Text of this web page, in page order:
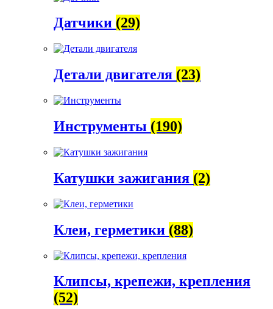
Датчики (29)
Детали двигателя (23)
Инструменты (190)
Катушки зажигания (2)
Клеи, герметики (88)
Клипсы, крепежи, крепления
(52)